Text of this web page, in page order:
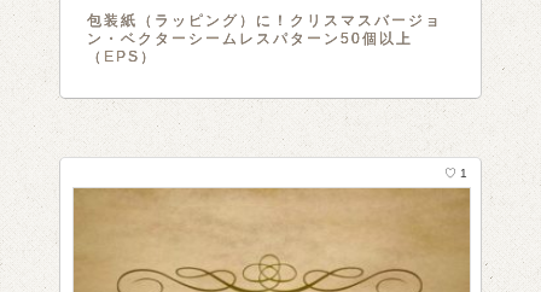
包装紙（ラッピング）に！クリスマスバージョ
ン・ベクターシームレスパターン50個以上
（EPS）
♡ 1